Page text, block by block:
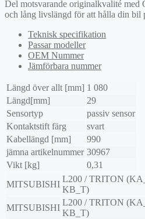
Del motsvarande originalkvalité med
och lång livslängd för att hålla din bil
Teknisk specifikation
Passar modeller
OEM Nummer
Jämförbara nummer
Längd över allt [mm] 1 080
Längd[mm]
29
Sensortyp
passiv sensor
Kontaktstift färg
svart
Kabellängd [mm]
990
jämna artikelnummer 30967
Vikt [kg]
0,31
MITSUBISHI
L200 / TRITON
KB_T)
MITSUBISHI
L200 / TRITON
KB_T)